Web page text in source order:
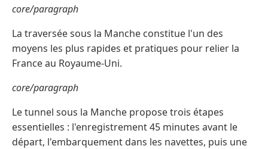
core/paragraph
La traversée sous la Manche constitue l'un des
moyens les plus rapides et pratiques pour relier la
France au Royaume-Uni.
core/paragraph
Le tunnel sous la Manche propose trois étapes
essentielles : l'enregistrement 45 minutes avant le
départ, l'embarquement dans les navettes, puis une